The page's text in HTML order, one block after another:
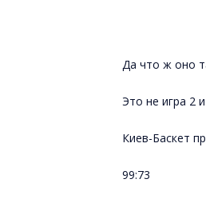
Да что ж оно
Это не игра 2
Киев-Баскет
99:73